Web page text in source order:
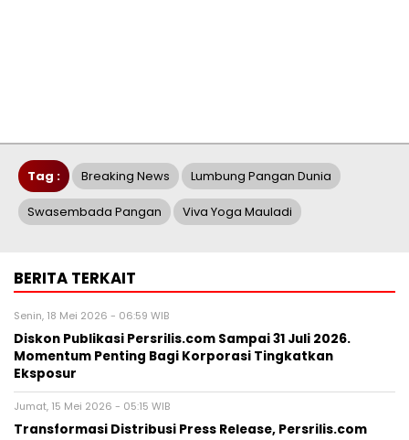
Tag : Breaking News Lumbung Pangan Dunia
Swasembada Pangan Viva Yoga Mauladi
BERITA TERKAIT
Senin, 18 Mei 2026 - 06:59 WIB
Diskon Publikasi Persrilis.com Sampai 31 Juli 2026.
Momentum Penting Bagi Korporasi Tingkatkan
Eksposur
Jumat, 15 Mei 2026 - 05:15 WIB
Transformasi Distribusi Press Release, Persrilis.com